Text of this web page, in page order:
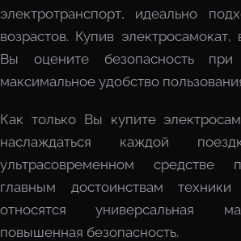
электротранспорт, идеально
возрастов. Купив
Вы оцените безопасность при
максимальное удобство
Как только Вы купите
наслаждаться каждой
ультрасовременном средстве
главным достоинствам
относятся универсальная
повышенная безопасность.